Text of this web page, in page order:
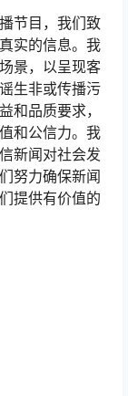
节目，我们致
实的信息。我
景，以呈现客
生非或传播污
和品质要求，
和公信力。我
新闻对社会发
努力确保新闻
提供有价值的